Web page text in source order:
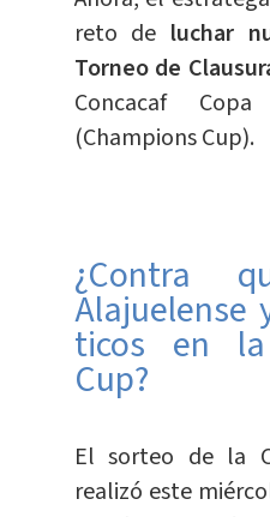
reto de luchar
Torneo de
Concacaf
(Champions Cup).
¿Contra
Alajuelense
ticos en la
Cup?
El sorteo de la
realizó este